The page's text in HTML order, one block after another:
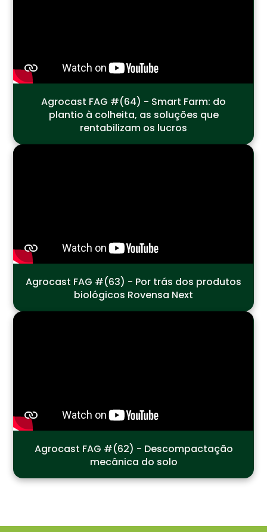
Agrocast FAG #(64) - Smart Farm: do
plantio à colheita, as soluções que
rentabilizam os lucros
Agrocast FAG #(63) - Por trás dos produtos
biológicos Rovensa Next
Agrocast FAG #(62) - Descompactação
mecânica do solo